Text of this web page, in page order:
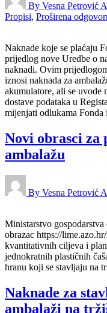
By Vesna Petrović
Propisi, Proširena
Naknade koje se plaćaju
prijedlog nove Uredbe o
naknadi. Ovim
iznosi naknada za
akumulatore, ali se
dostave podataka u
mijenjati odlukama
Novi obrasci za
ambalažu
By Vesna Petrović
Ministarstvo
obrazac https://
kvantitativnih ciljeva i
jednokratnih plastičnih
hranu koji se stavljaju na
Naknade za
ambalaži na